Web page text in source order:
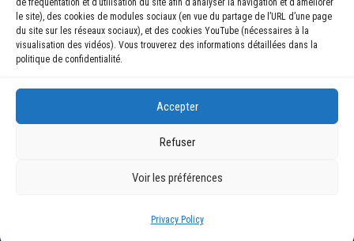
de fréquentation et d’utilisation du site afin d’analyser la navigation et d’améliorer
le site), des cookies de modules sociaux (en vue du partage de l’URL d’une page
du site sur les réseaux sociaux), et des cookies YouTube (nécessaires à la
visualisation des vidéos). Vous trouverez des informations détaillées dans la
politique de confidentialité.
Accepter
Refuser
Voir les préférences
Privacy Policy
(514) 284-0211
© 2020 | PRIMA Québec